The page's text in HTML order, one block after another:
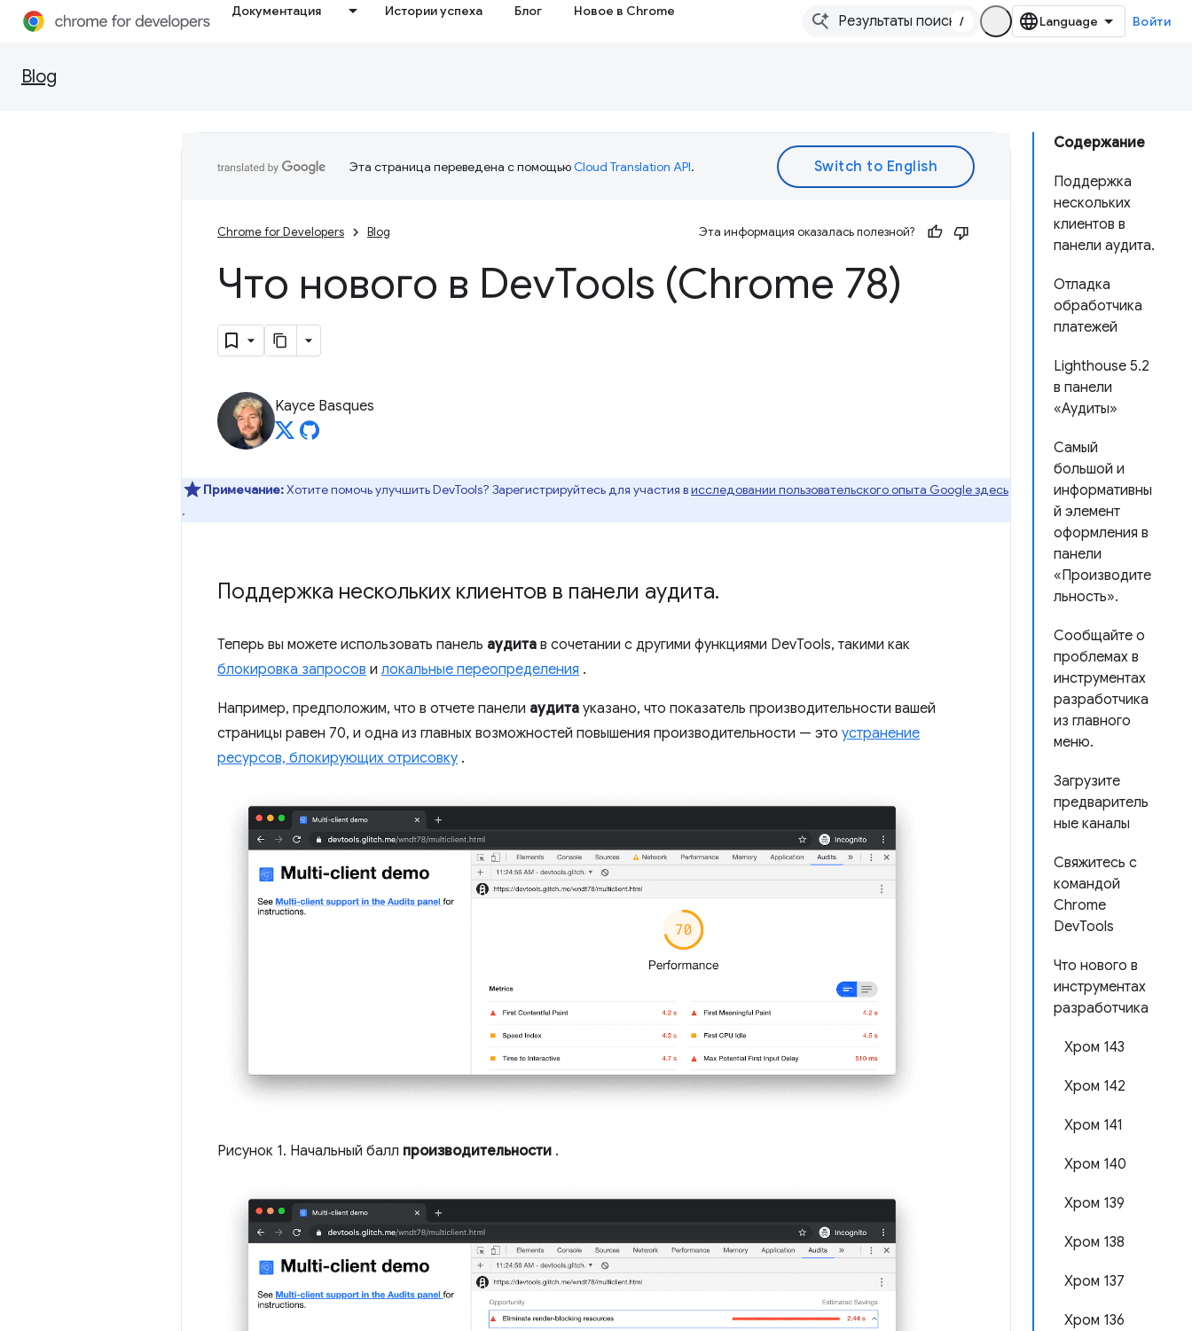
Документация Истории успеха Блог Новое в Chrome
/ Войти
Blog
Содержание
Поддержка
нескольких
клиентов в
панели аудита.
Отладка
обработчика
платежей
Lighthouse 5.2
в панели
«Аудиты»
Самый
большой и
информативны
й элемент
оформления в
панели
«Производите
льность».
Сообщайте о
проблемах в
инструментах
разработчика
из главного
меню.
Загрузите
предваритель
ные каналы
Свяжитесь с
командой
Chrome
DevTools
Что нового в
инструментах
разработчика
Хром 143
Хром 142
Хром 141
Хром 140
Хром 139
Хром 138
Хром 137
Хром 136
Эта страница переведена с помощьюCloud Translation API.
Chrome for Developers Blog Эта информация оказалась полезной?
Что нового в DevTools (Chrome 78)
Kayce Basques
Примечание:Хотите помочь улучшить DevTools? Зарегистрируйтесь для участия висследовании пользовательского опыта Google здесь
.
Поддержка нескольких клиентов в панели аудита.
Теперь вы можете использовать панель аудита в сочетании с другими функциями DevTools, такими как
блокировка запросов и локальные переопределения .
Например, предположим, что в отчете панели аудита указано, что показатель производительности вашей
страницы равен 70, и одна из главных возможностей повышения производительности — это устранение
ресурсов, блокирующих отрисовку .
Рисунок 1. Начальный балл производительности .